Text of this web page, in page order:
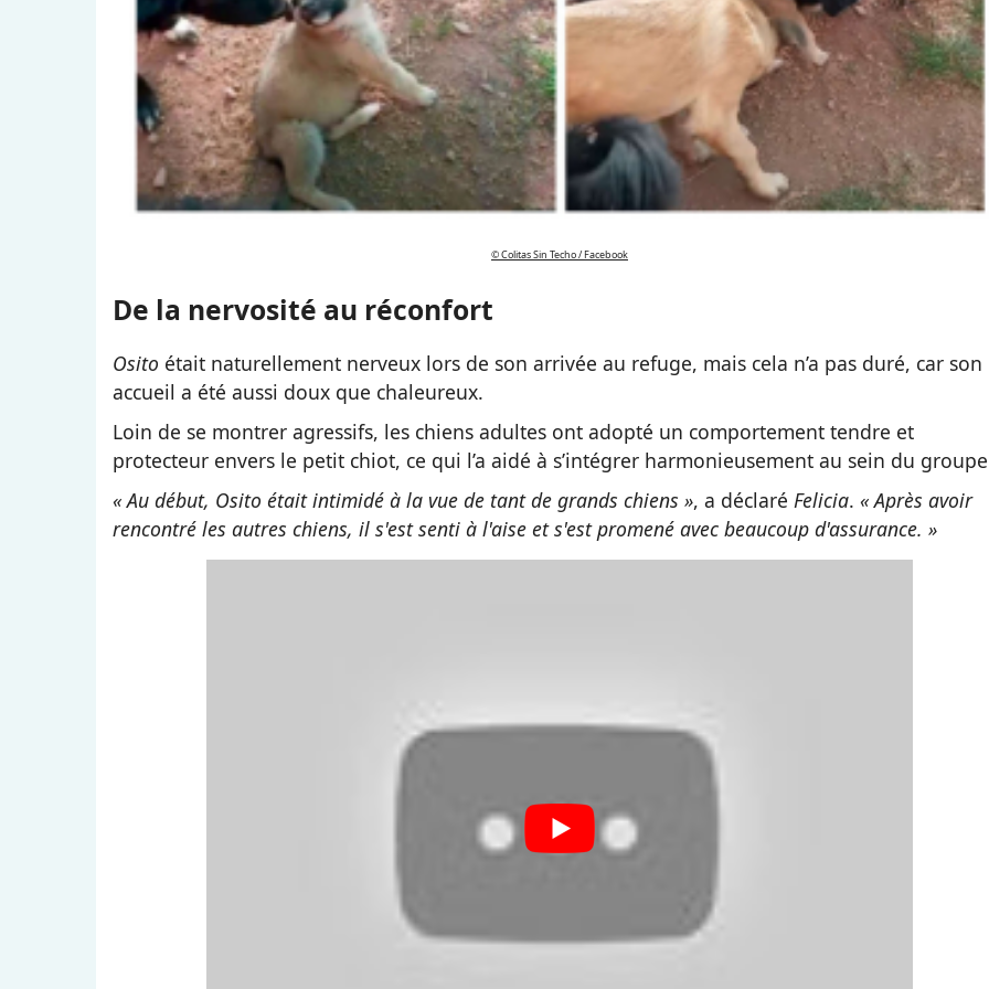
© Colitas Sin Techo / Facebook
De la nervosité au réconfort
Osito était naturellement nerveux lors de son arrivée au refuge, mais cela n’a pas duré, car son
accueil a été aussi doux que chaleureux.
Loin de se montrer agressifs, les chiens adultes ont adopté un comportement tendre et
protecteur envers le petit chiot, ce qui l’a aidé à s’intégrer harmonieusement au sein du
« Au début, Osito était intimidé à la vue de tant de grands chiens », a déclaré Felicia. « Après avoir
rencontré les autres chiens, il s'est senti à l'aise et s'est promené avec beaucoup d'assurance. »